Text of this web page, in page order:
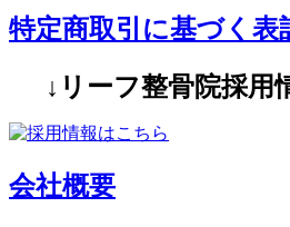
特定商取引に基づく表
↓リーフ整骨院採用
会社概要